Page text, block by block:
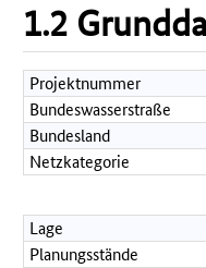
1.2
Projektnummer
Bundeswasserstraße
Bundesland
Netzkategorie
Lage
Planungsstände